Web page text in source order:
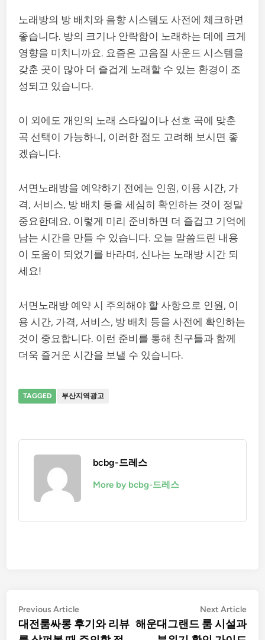
노래방의 방 배치와 음향 시스템도 사전에 체크하면
좋습니다. 방의 크기나 안락함이 노래하는 데에 크게
영향을 미치니까요. 요즘은 고음질 사운드 시스템을
갖춘 곳이 많아 더 즐겁게 노래할 수 있는 환경이 조
성되고 있습니다.
이 외에도 개인의 노래 스타일이나 선호 곡에 맞춘
곡 선택이 가능하니, 이러한 점도 고려해 보시면 좋
겠습니다.
서면노래방을 예약하기 전에는 인원, 이용 시간, 가
격, 서비스, 방 배치 등을 세심히 확인하는 것이 정말
중요한데요. 이렇게 미리 준비하면 더 즐겁고 기억에
남는 시간을 만들 수 있습니다. 오늘 말씀드린 내용
이 도움이 되었기를 바라며, 신나는 노래방 시간 되
세요!
서면노래방 예약 시 주의해야 할 사항으로 인원, 이
용 시간, 가격, 서비스, 방 배치 등을 사전에 확인하는
것이 중요합니다. 이런 준비를 통해 친구들과 함께
더욱 즐거운 시간을 보낼 수 있습니다.
TAGGED 부산지역광고
bcbg-드레스
More by bcbg-드레스
Post
navigation
Previous ArticlePrevious
article:
대전룸싸롱 후기와 리뷰
Next Article
해운대그랜드 룸 시설과